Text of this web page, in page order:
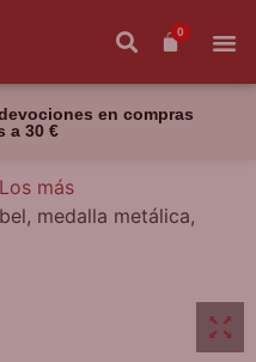
0
en compras
a 30 €
Los más
medalla metálica,